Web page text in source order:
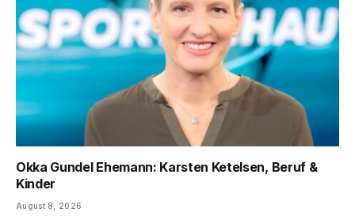
Okka Gundel Ehemann: Karsten Ketelsen, Beruf &
Kinder
August 8, 2026